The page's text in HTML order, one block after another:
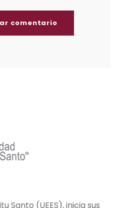
Santo (UEES), inicia sus